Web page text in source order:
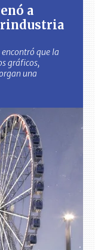
a
encontró que la
gráficos,
una